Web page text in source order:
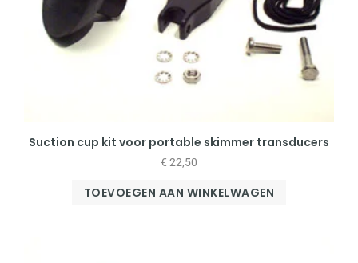
Suction cup kit voor portable skimmer transducers
€ 22,50
TOEVOEGEN AAN WINKELWAGEN